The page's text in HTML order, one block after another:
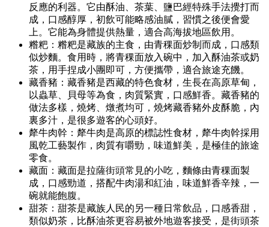
反應的利器。它由酥油、茶葉、鹽巴經特殊手法攪打而
成，口感醇厚，初飲可能略感油膩，習慣之後便會愛
上。它能為身體提供熱量，適合高海拔地區飲用。
糌粑：糌粑是藏族的主食，由青稞面炒制而成，口感類
似炒麵。食用時，將青稞面放入碗中，加入酥油茶或奶
茶，用手捏成小團即可，方便攜帶，適合旅途充饑。
藏香豬：藏香豬是西藏的特色食材，生長在高原草甸，
以蟲草、貝母等為食，肉質緊實，口感鮮香。藏香豬的
做法多樣，燒烤、燉煮均可，燒烤藏香豬外皮酥脆，內
裏多汁，是很多遊客的心頭好。
犛牛肉幹：犛牛肉是高原的標誌性食材，犛牛肉幹採用
風乾工藝製作，肉質有嚼勁，味道鮮美，是極佳的旅途
零食。
藏面：藏面是拉薩街頭常見的小吃，麵條由青稞面製
成，口感勁道，搭配牛肉湯和紅油，味道鮮香辛辣，一
碗就能飽腹。
甜茶：甜茶是藏族人民的另一種日常飲品，口感香甜，
類似奶茶，比酥油茶更容易被外地遊客接受，是街頭茶